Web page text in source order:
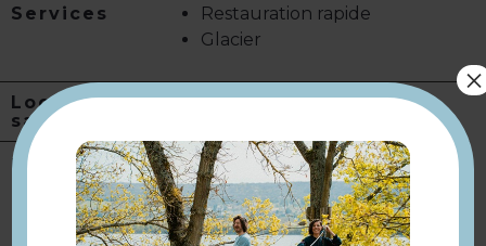
Services
Restauration rapide
Glacier
Location de
salles
Langues Langue(s) parlée(s) :Français
×